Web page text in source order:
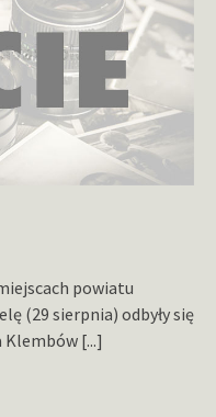
powiatu
(29 sierpnia) odbyły się
Klembów[...]